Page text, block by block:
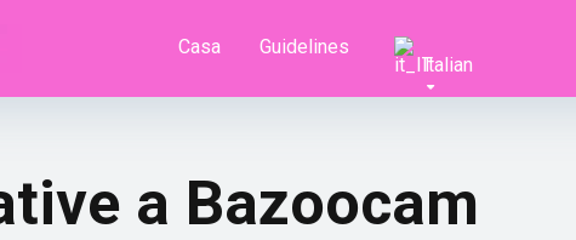
Casa Guidelines
Italian
a Bazoocam